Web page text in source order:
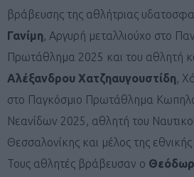
βράβευσης της αθλήτριας
Γανίμη, Αργυρή μεταλλιούχο στο
Πρωτάθλημα 2025 και του αθλητή
Αλέξανδρου Χατζηαυγουστίδη,
στο Παγκόσμιο Πρωτάθλημα
Νεανίδων 2025, αθλητή του
Θεσσαλονίκης και μέλος της
Τους αθλητές βράβευσαν ο